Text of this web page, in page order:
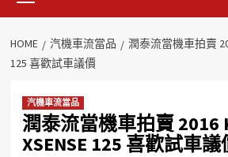
HOME 汽機車流當品
潤泰流當機車拍賣
125 喜歡試車議價
汽機車流當品
潤泰流當機車拍賣 2016
XSENSE 125 喜歡試車議